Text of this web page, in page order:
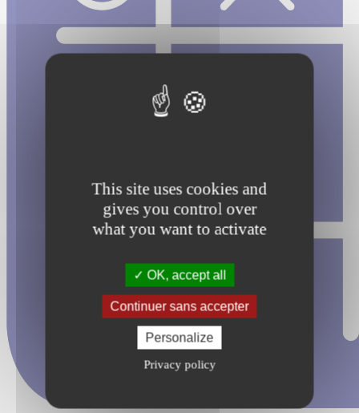
This site uses cookies and
gives you control over
what you want to activate
OK, accept all
Continuer sans accepter
Personalize
Privacy policy